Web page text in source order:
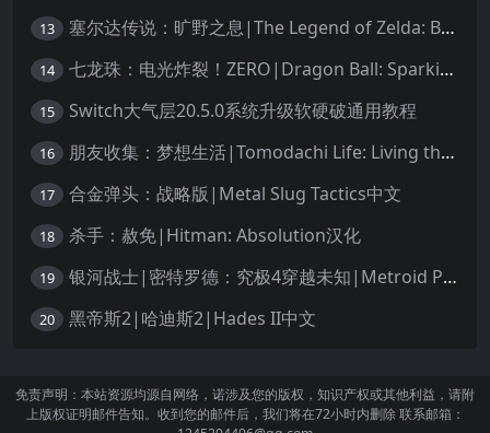
13 塞尔达传说：旷野之息|The Legend of Zelda: Breath of the Wild中文
14 七龙珠：电光炸裂！ZERO|Dragon Ball: Sparking! Zero中文
15 Switch大气层20.5.0系统升级软硬破通用教程
16 朋友收集：梦想生活|Tomodachi Life: Living the Dream中文
17 合金弹头：战略版|Metal Slug Tactics中文
18 杀手：赦免|Hitman: Absolution汉化
19 银河战士|密特罗德：究极4穿越未知|Metroid Prime 4: Beyond中文
20 黑帝斯2|哈迪斯2|Hades II中文
免责声明：本站资源均源自网络，诺涉及您的版权，知识产权或其他利益，请附
上版权证明邮件告知。收到您的邮件后，我们将在72小时内删除 联系邮箱：